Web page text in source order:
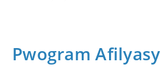
Pwogram